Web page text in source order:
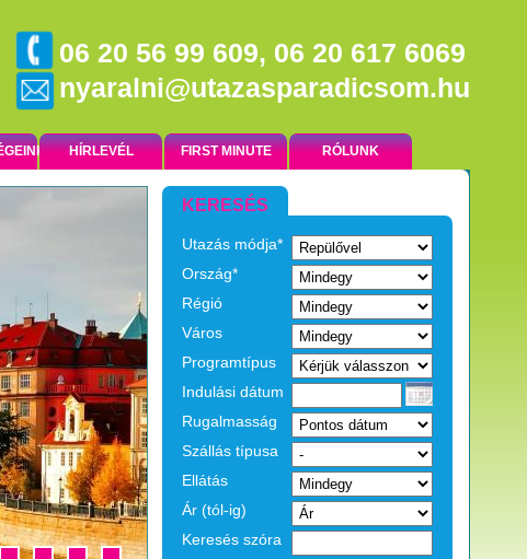
06 20 56 99 609, 06 20 617 6069
nyaralni@utazasparadicsom.hu
HÍRLEVÉL FIRST MINUTE RÓLUNK
KERESÉS
Utazás módja*
Ország*
Régió
Város
Programtípus
Indulási dátum
Rugalmasság
Szállás típusa
Ellátás
Ár (tól-ig)
Keresés szóra